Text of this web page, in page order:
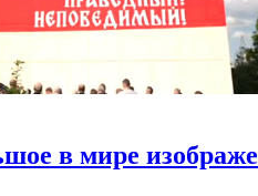
в мире